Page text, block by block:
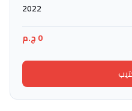
2022
0 ج.م